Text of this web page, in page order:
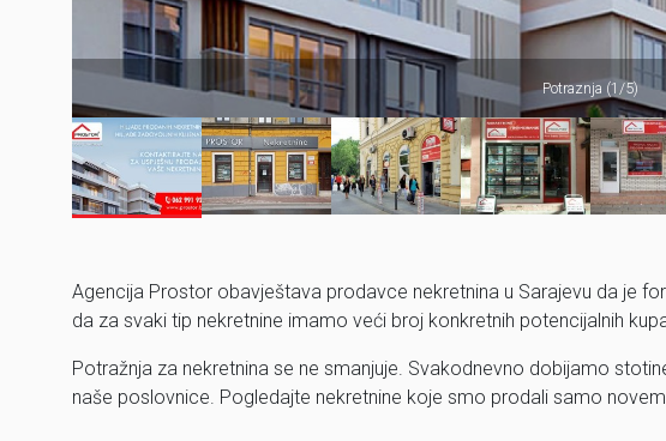
Potraznja (1/5)
Agencija Prostor obavještava prodavce nekretnina u Sarajevu da je
da za svaki tip nekretnine imamo veći broj konkretnih potencijalnih
Potražnja za nekretnina se ne smanjuje. Svakodnevno dobijamo
naše poslovnice. Pogledajte nekretnine koje smo prodali samo